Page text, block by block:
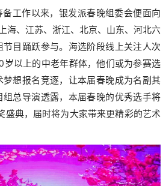
工作以来，银发派春晚组委会便面向
海、江苏、浙江、北京、山东、河北六
目踊跃参与。海选阶段线上关注人次
以上的中老年群体，他们或为参赛选
想报名竞逐，让本届春晚成为名副其
总导演透露，本届春晚的优秀选手将
盛典，届时将为大家带来更精彩的艺术